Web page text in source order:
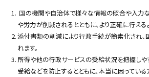
国の機関や自治体で様々な情報の照合や入力
や労力が削減されるとともに、より正確に行える
添付書類の削減により行政手続が簡素化され
れます。
所得や他の行政サービスの受給状況を把握しや
受給などを防止するとともに、本当に困ってい